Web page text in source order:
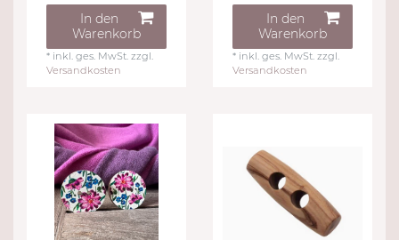
In den
Warenkorb
* inkl. ges. MwSt. zzgl.
Versandkosten
In den
Warenkorb
* inkl. ges. MwSt. zzgl.
Versandkosten